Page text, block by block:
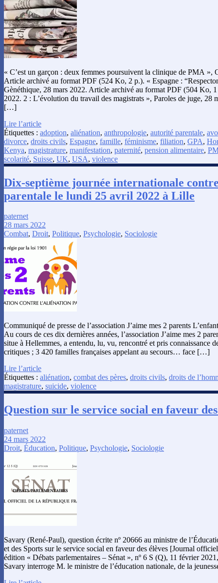
« C’est un garçon : deux femmes poursuivent la clinique de PMA »,
Article archivé au format PDF (524 Ko, 2 p.). « Espagne :
Gènéthique, 28 mars 2022. Article archivé au format PDF (504 Ko, 1
2022. 2 : L’évolution du travail des magistrats », Paroles de juge, 28
[…]
Lire l’article
Étiquettes : adoption, aliénation, anthropologie, autorité parentale,
divorce, droits civils, Espagne, famille, féminisme, filiation, GPA,
Kenya, magistrature, manifestation, paternité, pension alimentaire,
scolarité, Suisse, UK, USA, violence
Dix-septième journée internationale
parentale le lundi 25 avril 2022 à Lille
paternet
28 mars 2022
Combat, Droit, Politique, Psychologie, Sociologie
Communiqué de presse de l’association J’aime mes 2 parents
Au cours de ces dix dernières années, l’association J’aime mes 2
situe à Hellemmes, a entendu, lu, vu, rencontré et pris connaissance
critiques ; 3 420 familles françaises appelant au secours… face […]
Lire l’article
Étiquettes : aliénation, combat des pères, droits civils, droits de
magistrature, suicide, violence
Question sur le service social en faveur
paternet
24 mars 2022
Droit, Éducation, Politique, Psychologie, Sociologie
Savary (René-Paul), question écrite nº 20666 au ministre de
et des Sports sur le service social en faveur des élèves [Journal
édition « Débats parlementaires – Sénat », nº 6 S (Q), 11 février
Savary interroge M. le ministre de l’éducation nationale, de la